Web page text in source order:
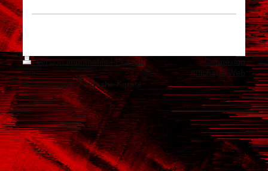
Version imprimable| Plan du
site
© Association Sangosho Karaté
Club
Connexion
Affichage Web